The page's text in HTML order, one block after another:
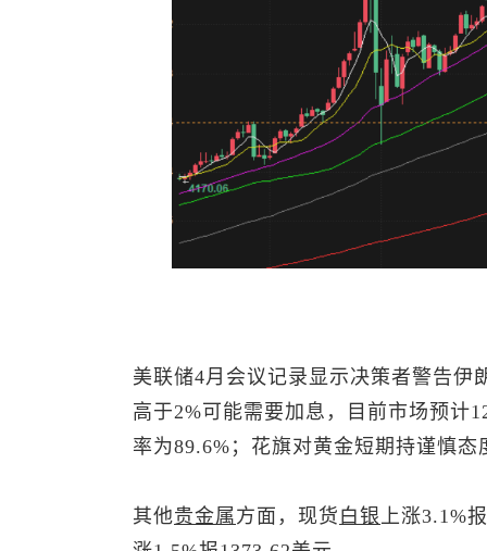
美联储4月会议记录显示决策者警告伊
高于2%可能需要加息，目前市场预计
率为89.6%；花旗对黄金短期持谨慎
其他贵金属方面， 现货 白银 上涨3.1%